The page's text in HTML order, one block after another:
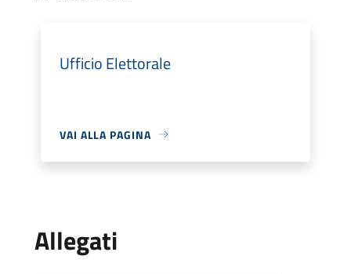
Ufficio Elettorale
VAI ALLA PAGINA
Allegati